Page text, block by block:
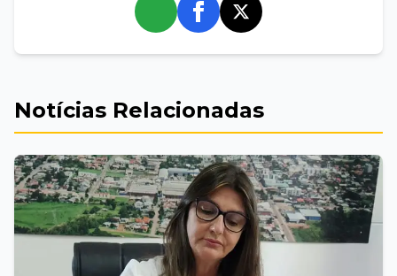
whatsapp
Notícias Relacionadas